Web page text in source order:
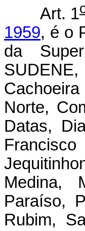
Art. 1
1959, é o
da
Norte,
Datas,
Medina,
Paraíso,
Rubim,